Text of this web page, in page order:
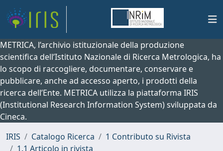
METRICA, l’archivio istituzionale della produzione
scientifica dell’Istituto Nazionale di Ricerca Metrologica, ha
lo scopo di raccogliere, documentare, conservare e
pubblicare, anche ad accesso aperto, i prodotti della
ricerca dell’Ente. METRICA utilizza la piattaforma IRIS
(Institutional Research Information System) sviluppata da
Cineca.
IRIS
Catalogo Ricerca
1 Contributo su Rivista
1.1 Articolo in rivista